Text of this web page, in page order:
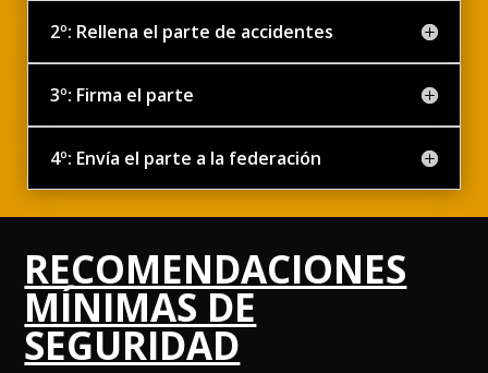
2º: Rellena el parte de accidentes
3º: Firma el parte
4º: Envía el parte a la federación
RECOMENDACIONES
MÍNIMAS DE
SEGURIDAD